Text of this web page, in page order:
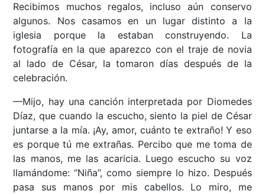
Recibimos muchos regalos, incluso aún conservo
algunos. Nos casamos en un lugar distinto a la
iglesia porque la estaban construyendo. La
fotografía en la que aparezco con el traje de novia
al lado de César, la tomaron días después de la
celebración.
—Mijo, hay una canción interpretada por Diomedes
Díaz, que cuando la escucho, siento la piel de César
juntarse a la mía. ¡Ay, amor, cuánto te extraño! Y eso
es porque tú me extrañas. Percibo que me toma de
las manos, me las acaricia. Luego escucho su voz
llamándome: “Niña”, como siempre lo hizo. Después
pasa sus manos por mis cabellos. Lo miro, me